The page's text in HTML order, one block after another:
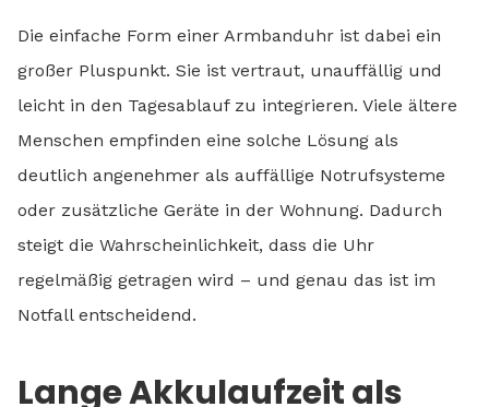
Die einfache Form einer Armbanduhr ist dabei ein
großer Pluspunkt. Sie ist vertraut, unauffällig und
leicht in den Tagesablauf zu integrieren. Viele ältere
Menschen empfinden eine solche Lösung als
deutlich angenehmer als auffällige Notrufsysteme
oder zusätzliche Geräte in der Wohnung. Dadurch
steigt die Wahrscheinlichkeit, dass die Uhr
regelmäßig getragen wird – und genau das ist im
Notfall entscheidend.
Lange Akkulaufzeit als